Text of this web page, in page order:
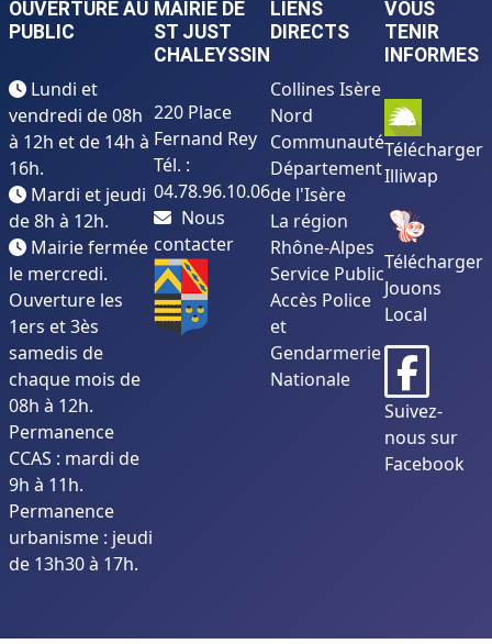
OUVERTURE AU
PUBLIC
Lundi et
vendredi de 08h
à 12h et de 14h à
16h.
Mardi et jeudi
de 8h à 12h.
Mairie fermée
le mercredi.
Ouverture les
1ers et 3ès
samedis de
chaque mois de
08h à 12h.
Permanence
CCAS : mardi de
9h à 11h.
Permanence
urbanisme : jeudi
de 13h30 à 17h.
MAIRIE DE
ST JUST
CHALEYSSIN
220 Place
Fernand Rey
Tél. :
04.78.96.10.06
Nous
contacter
LIENS
DIRECTS
Collines Isère
Nord
Communauté
Département
de l'Isère
La région
Rhône-Alpes
Service Public
Accès Police
et
Gendarmerie
Nationale
VOUS
TENIR
INFORMES
Télécharger
Illiwap
Télécharger
Jouons
Local
Suivez-
nous sur
Facebook